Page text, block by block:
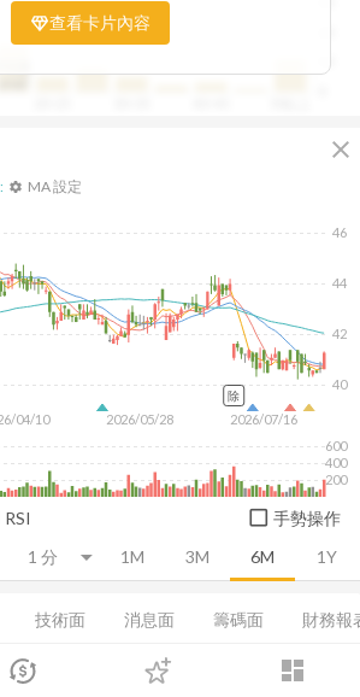
dashboard
登入
相對被低估、哪些可能已偏貴。從中位
個別公司位置，卡片讓你一眼辨識產業
查看卡片內容
close
1M 3M 6M 1Y
04/10 2026/05/28 2026/07/16
40
42
44
46
200
400
600
settings MA 設定
除
RSI 手勢操作
技術面 消息面 籌碼面 財務報
現金流量表 EPS